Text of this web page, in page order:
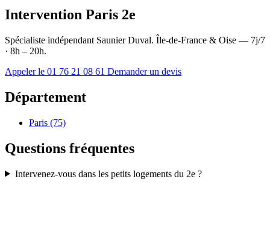
Intervention Paris 2e
Spécialiste indépendant Saunier Duval. Île-de-France & Oise — 7j/7
· 8h – 20h.
Appeler le 01 76 21 08 61 Demander un devis
Département
Paris (75)
Questions fréquentes
Intervenez-vous dans les petits logements du 2e ?